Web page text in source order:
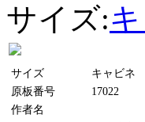
サイズ:
サイズ
キャビネ
原板番号
17022
作者名